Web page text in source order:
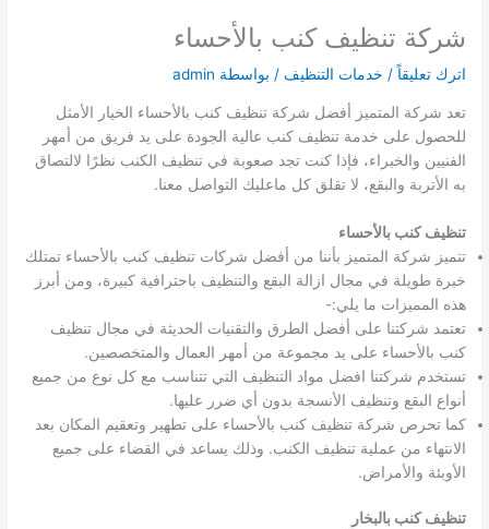
شركة تنظيف كنب بالأحساء
اترك تعليقاً / خدمات التنظيف / بواسطة admin
تعد شركة المتميز أفضل شركة تنظيف كنب بالأحساء الخيار الأمثل
للحصول على خدمة تنظيف كنب عالية الجودة على يد فريق من أمهر
الفنيين والخبراء، فإذا كنت تجد صعوبة في تنظيف الكنب نظرًا لالتصاق
به الأتربة والبقع، لا تقلق كل ماعليك التواصل معنا.
تنظيف كنب بالأحساء
تتميز شركة المتميز بأننا من أفضل شركات تنظيف كنب بالأحساء تمتلك
خبرة طويلة في مجال ازالة البقع والتنظيف باحترافية كبيرة، ومن أبرز
هذه المميزات ما يلي:-
تعتمد شركتنا على أفضل الطرق والتقنيات الحديثة في مجال تنظيف
كنب بالأحساء على يد مجموعة من أمهر العمال والمتخصصين.
تستخدم شركتنا افضل مواد التنظيف التي تتناسب مع كل نوع من جميع
أنواع البقع وتنظيف الأنسجة بدون أي ضرر عليها.
كما تحرص شركة تنظيف كنب بالأحساء على تطهير وتعقيم المكان بعد
الانتهاء من عملية تنظيف الكنب. وذلك يساعد في القضاء على جميع
الأوبئة والأمراض.
تنظيف كنب بالبخار